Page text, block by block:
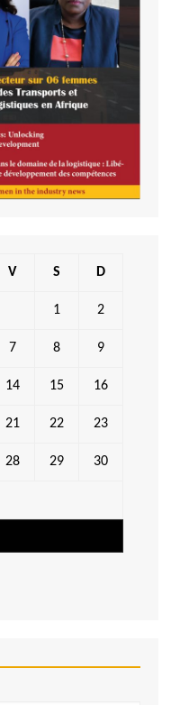
V S D
1 2
7 8 9
14 15 16
21 22 23
28 29 30